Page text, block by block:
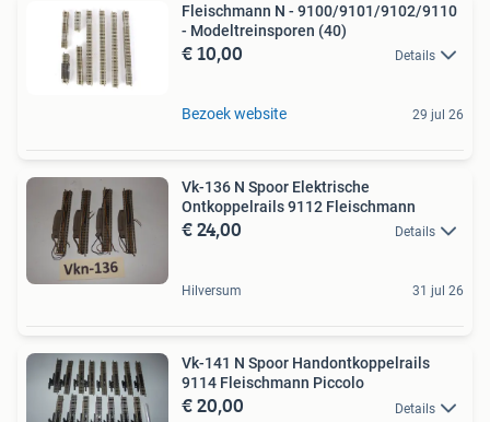
Fleischmann N - 9100/9101/9102/9110
- Modeltreinsporen (40)
€ 10,00 Details
Bezoek website 29 jul 26
Vk-136 N Spoor Elektrische
Ontkoppelrails 9112 Fleischmann
€ 24,00 Details
Hilversum 31 jul 26
Vk-141 N Spoor Handontkoppelrails
9114 Fleischmann Piccolo
€ 20,00 Details